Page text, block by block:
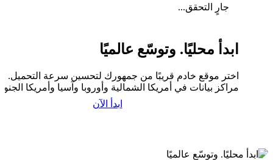
جارٍ التحقق...
ابدأ محليًا. وتوسّع عالميًا
اختر موقع خادم قريبًا من جمهورك لتحسين سرعة التحميل.
مراكز بيانات في أمريكا الشمالية وأوروبا وآسيا وأمريكا
ابدأ الآن